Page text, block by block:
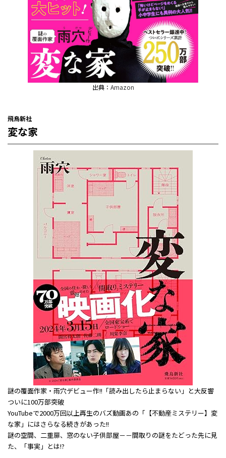
出典： Amazon
飛鳥新社
変な家
謎の覆面作家・雨穴デビュー作!!「読み出したら止まらない」と大反響
ついに100万部突破
YouTubeで2000万回以上再生のバズ動画あの「【不動産ミステリー】変
な家」にはさらなる続きがあった!!
謎の空間、二重扉、窓のない子供部屋－－間取りの謎をたどった先に見
た、「事実」とは!?